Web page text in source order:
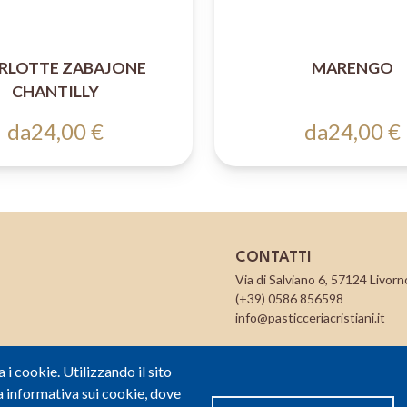
i cookie. Utilizzando il sito
informativa sui cookie, dove
ZABAJONE
CHANTILLY
da24,00 €
MARENGO
da24,00 €
CONTATTI
Via di Salviano 6, 57124
(+39) 0586 856598
info@pasticceriacristiani.it